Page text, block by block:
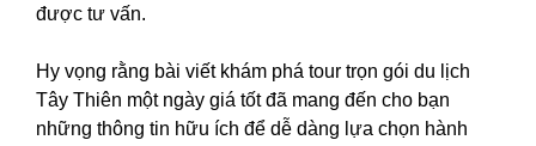
được tư vấn.
Hy vọng rằng bài viết khám phá tour trọn gói du lịch
Tây Thiên một ngày giá tốt đã mang đến cho bạn
những thông tin hữu ích để dễ dàng lựa chọn hành